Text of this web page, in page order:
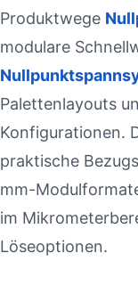
Produktwege
modulare
Palettenlayouts
Konfigurationen.
praktische
mm-
im
Löseoptionen.